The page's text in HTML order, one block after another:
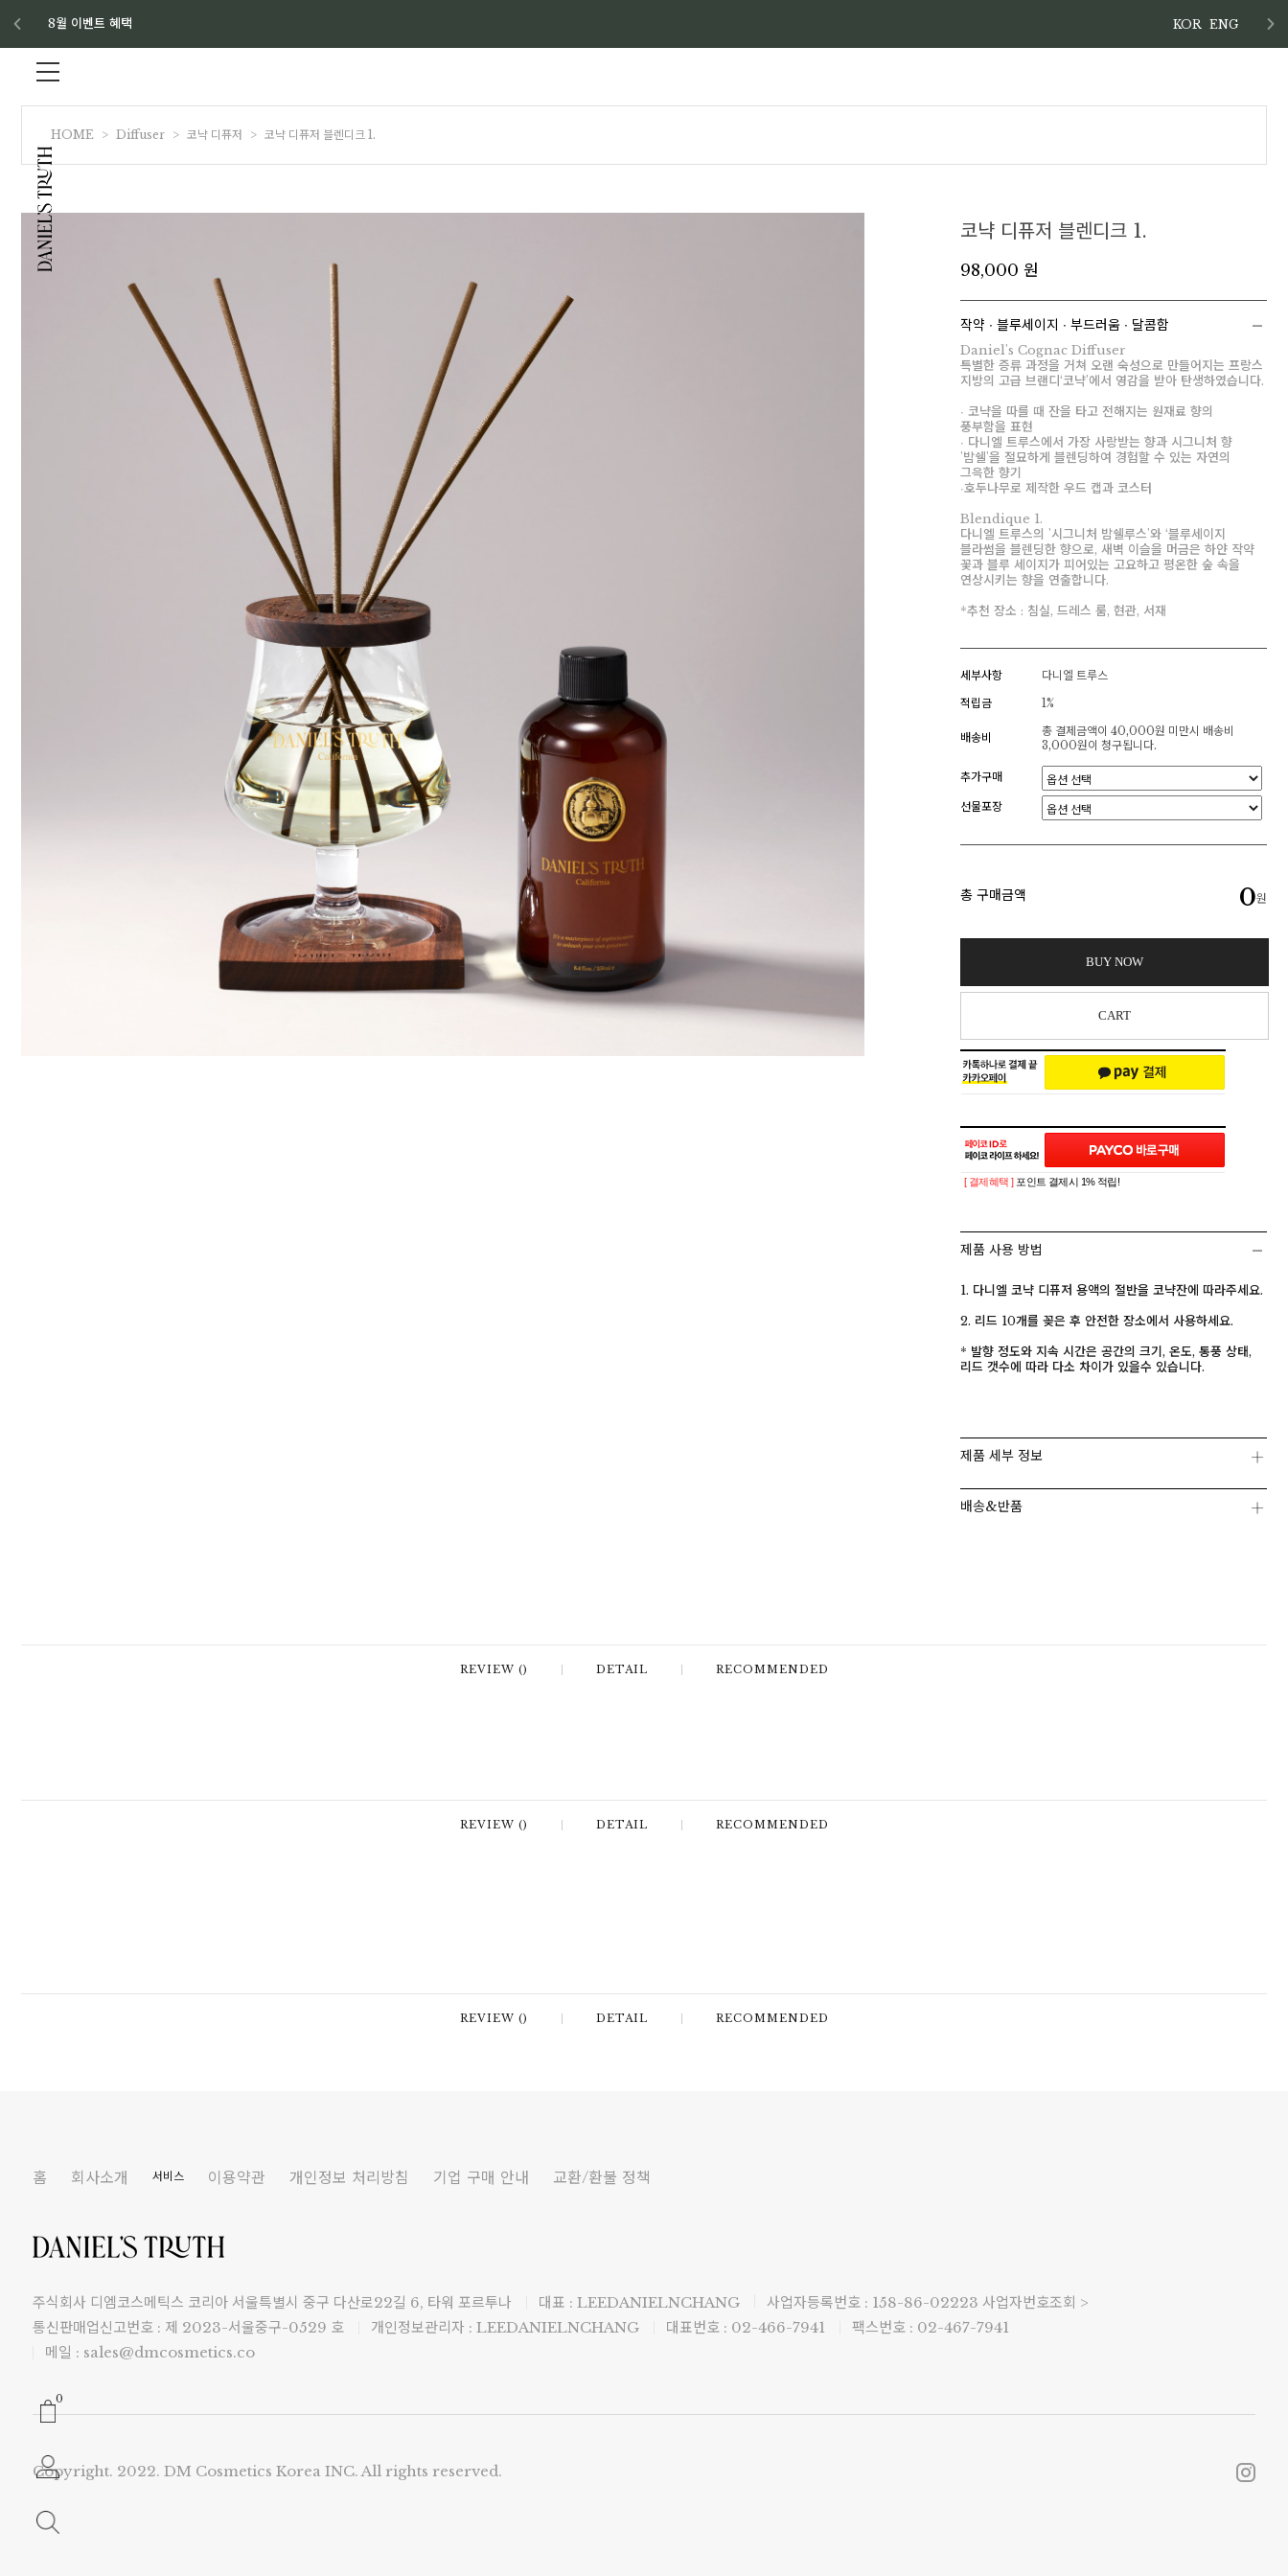
8월 이벤트 혜택 KOR ENG
0
HOME > Diffuser > 코냑 디퓨저 > 코냑 디퓨저 블렌디크 1.
코냑 디퓨저 블렌디크 1.
98,000 원
작약 ∙ 블루세이지 ∙ 부드러움 ∙ 달콤함
Daniel's Cognac Diffuser
특별한 증류 과정을 거쳐 오랜 숙성으로 만들어지는 프랑스
지방의 고급 브랜디‘코냑’에서 영감을 받아 탄생하였습니다.
∙ 코냑을 따를 때 잔을 타고 전해지는 원재료 향의
풍부함을 표현
∙ 다니엘 트루스에서 가장 사랑받는 향과 시그니처 향
'밤쉘'을 절묘하게 블렌딩하여 경험할 수 있는 자연의
그윽한 향기
∙호두나무로 제작한 우드 캡과 코스터
Blendique 1.
다니엘 트루스의 '시그니처 밤쉘루스'와 ‘블루세이지
블라썸을 블렌딩한 향으로, 새벽 이슬을 머금은 하얀 작약
꽃과 블루 세이지가 피어있는 고요하고 평온한 숲 속을
연상시키는 향을 연출합니다.
*추천 장소 : 침실, 드레스 룸, 현관, 서재
세부사항
다니엘 트루스
적립금
1%
배송비
총 결제금액이 40,000원 미만시 배송비
3,000원이 청구됩니다.
추가구매
선물포장
총 구매금액 0원
BUY NOW
CART
[ 결제혜택 ] 포인트 결제시 1% 적립!
제품 사용 방법
1. 다니엘 코냑 디퓨저 용액의 절반을 코냑잔에 따라주세요.
2. 리드 10개를 꽂은 후 안전한 장소에서 사용하세요.
* 발향 정도와 지속 시간은 공간의 크기, 온도, 통풍 상태,
리드 갯수에 따라 다소 차이가 있을수 있습니다.
제품 세부 정보
배송&반품
REVIEW () DETAIL RECOMMENDED
REVIEW () DETAIL RECOMMENDED
REVIEW () DETAIL RECOMMENDED
홈 회사소개 서비스 이용약관 개인정보 처리방침 기업 구매 안내 교환/환불 정책
주식회사 디엠코스메틱스 코리아 서울특별시 중구 다산로22길 6, 타워 포르투나 대표 : LEEDANIELNCHANG 사업자등록번호 : 158-86-02223 사업자번호조회 >
통신판매업신고번호 : 제 2023-서울중구-0529 호
개인정보관리자 : LEEDANIELNCHANG 대표번호 : 02-466-7941
팩스번호 : 02-467-7941
메일 : sales@dmcosmetics.co
Copyright. 2022. DM Cosmetics Korea INC. All rights reserved.